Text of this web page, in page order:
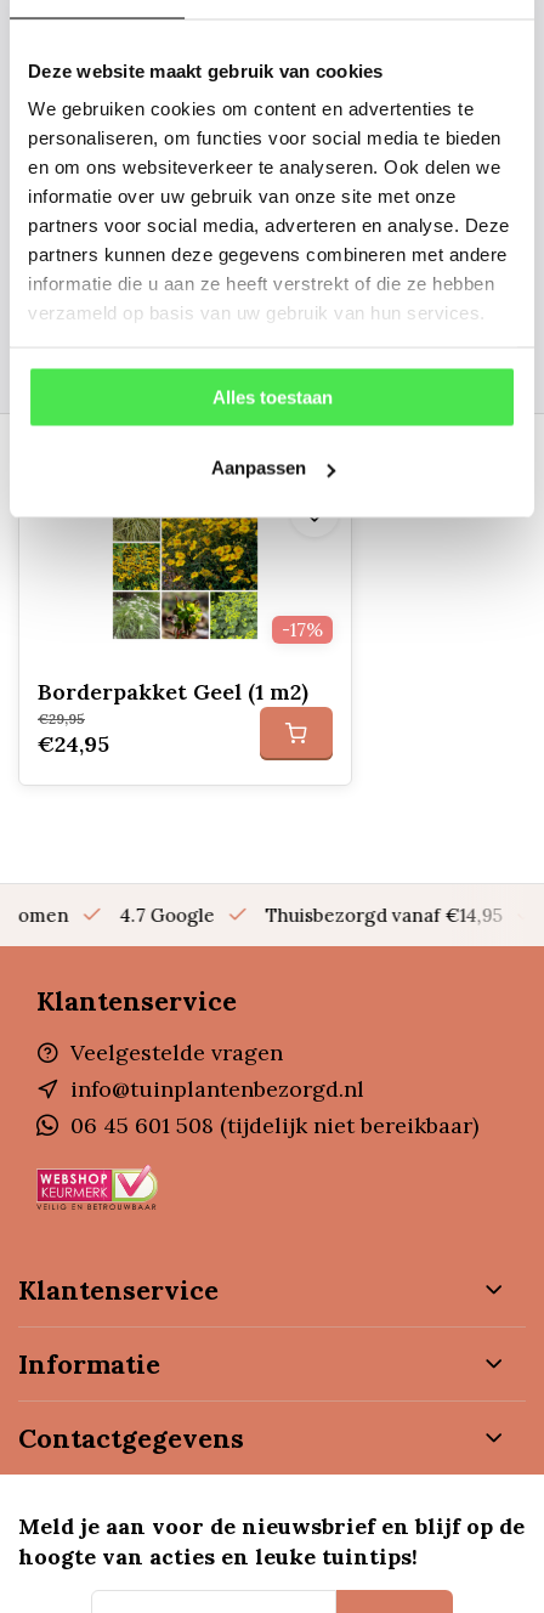
Deze website maakt gebruik van cookies
We gebruiken cookies om content en advertenties te
personaliseren, om functies voor social media te bieden
en om ons websiteverkeer te analyseren. Ook delen we
informatie over uw gebruik van onze site met onze
partners voor social media, adverteren en analyse. Deze
partners kunnen deze gegevens combineren met andere
informatie die u aan ze heeft verstrekt of die ze hebben
verzameld op basis van uw gebruik van hun services.
Alles toestaan
Aanpassen
de plantnaam, hoogte, stamdikte en
boom er ongeveer eruit ziet? We
kunnen u een foto sturen.
info@tuinplantenbezorgd.nl
06 45 601 508 (tijdelijk niet bereikbaar)
Recent bekeken
-17%
Borderpakket Geel (1 m2)
€29,95
€24,95
bomen 4.7 Google Thuisbezorgd vanaf €14,95
Klantenservice
Veelgestelde vragen
info@tuinplantenbezorgd.nl
06 45 601 508 (tijdelijk niet bereikbaar)
Klantenservice
Informatie
Contactgegevens
Meld je aan voor de nieuwsbrief en blijf op de
hoogte van acties en leuke tuintips!